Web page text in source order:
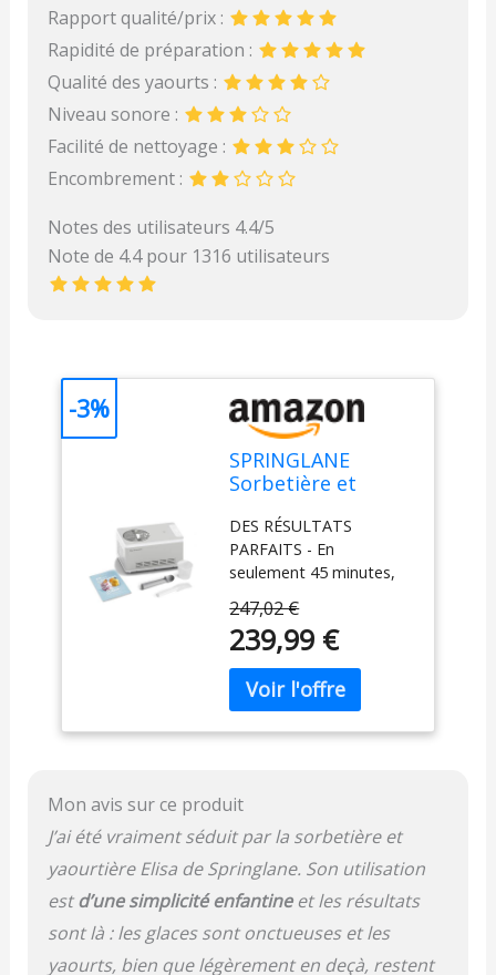
Rapport qualité/prix :
Rapidité de préparation :
Qualité des yaourts :
Niveau sonore :
Facilité de nettoyage :
Encombrement :
Notes des utilisateurs 4.4/5
Note de 4.4 pour 1316 utilisateurs
SPRINGLANE
Sorbetière et
L avec
compresseur auto-
refroidissant 180
W (Argent, avec
accessoires)
DES RÉSULTATS
PARFAITS - En
seulement 45 minutes,
glace crémeuse et utilise
l'élément chauffant
intégré pour transformer
le lait en un délicieux
yaourt fait maison en
quelques heures.
programmes faciles à
régler à l'aide du
panneau de commande
numérique : glace,
yaourt, refroidissement
et brassage. Grâce à la
fonction de
refroidissement
247,02 €
239,99 €
-3%
Mon avis sur ce produit
J’ai été vraiment séduit par la sorbetière et
yaourtière Elisa de Springlane. Son utilisation
estd’une simplicité enfantineet les résultats
sont là : les glaces sont onctueuses et les
yaourts, bien que légèrement en deçà, restent